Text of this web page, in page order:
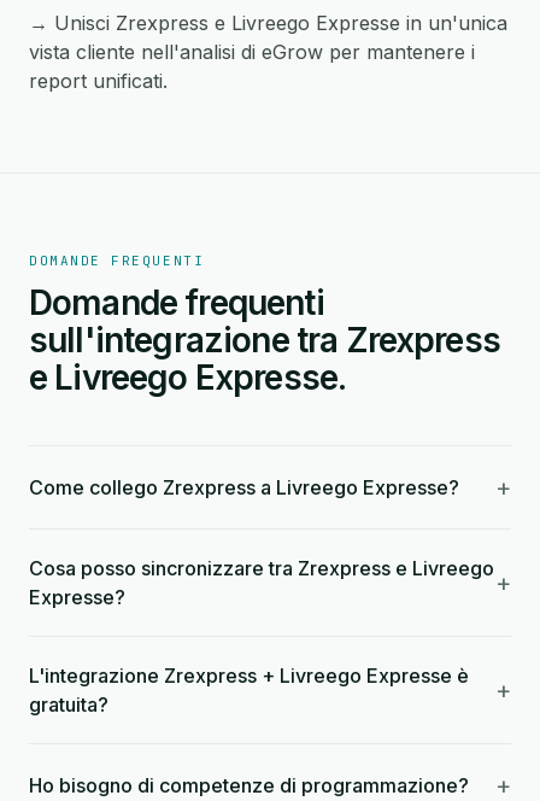
→ Unisci Zrexpress e Livreego Expresse in un'unica
vista cliente nell'analisi di eGrow per mantenere i
report unificati.
DOMANDE FREQUENTI
Domande frequenti
sull'integrazione tra Zrexpress
e Livreego Expresse.
Come collego Zrexpress a Livreego Expresse? +
Cosa posso sincronizzare tra Zrexpress e Livreego
Expresse?
+
L'integrazione Zrexpress + Livreego Expresse è
gratuita?
+
Ho bisogno di competenze di programmazione? +